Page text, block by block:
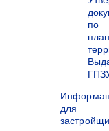
по
для